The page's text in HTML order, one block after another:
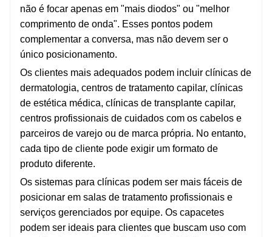
não é focar apenas em "mais diodos" ou "melhor
comprimento de onda". Esses pontos podem
complementar a conversa, mas não devem ser o
único posicionamento.
Os clientes mais adequados podem incluir clínicas de
dermatologia, centros de tratamento capilar, clínicas
de estética médica, clínicas de transplante capilar,
centros profissionais de cuidados com os cabelos e
parceiros de varejo ou de marca própria. No entanto,
cada tipo de cliente pode exigir um formato de
produto diferente.
Os sistemas para clínicas podem ser mais fáceis de
posicionar em salas de tratamento profissionais e
serviços gerenciados por equipe. Os capacetes
podem ser ideais para clientes que buscam uso com